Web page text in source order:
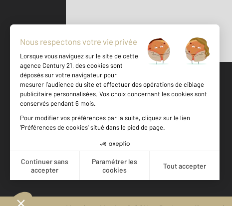
500 m ©Mappy
Votre agence est notée
Achat
10
Location